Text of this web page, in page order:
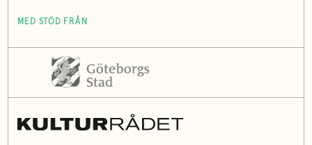
MED STÖD FRÅN